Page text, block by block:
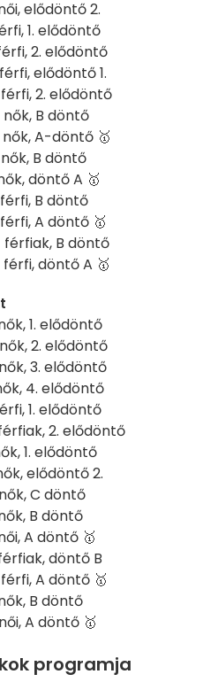
elődöntő 2.
1. elődöntő
2. elődöntő
elődöntő 1.
férfi, 2. elődöntő
B döntő
A-döntő 🥇
B döntő
döntő A 🥇
B döntő
A döntő 🥇
férfiak, B döntő
férfi, döntő A 🥇
1. elődöntő
2. elődöntő
3. elődöntő
4. elődöntő
1. elődöntő
2. elődöntő
1. elődöntő
elődöntő 2.
C döntő
B döntő
A döntő 🥇
döntő B
férfi, A döntő 🥇
B döntő
A döntő 🥇
programja